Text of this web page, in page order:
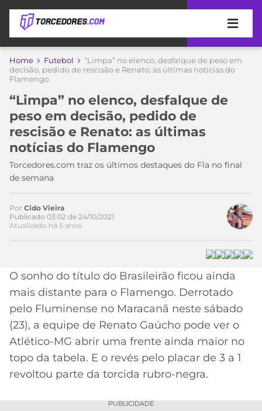
APOSTAS
DICAS
APOSTA
MELHORES
SITES
DE
APOSTAS
2026
CÓDIGO
CÓDIGO
DE
INDICAÇÃO
BET365
CÓDIGO
BETANO
ÚLTIMAS
COPA
DO
MUNDO
TIMES
MEU
TIME
CORINTHIANS
SÃO
PAULO
SANTOS
CAMPEONATOS
LIBERTADORES
COPA
DO
BRASIL
PREMIER
MERCADO
DA
BOLA
PALPITES
Home Futebol
“Limpa” no elenco, desfalque de peso em
decisão, pedido de rescisão e Renato: as últimas notícias do
Flamengo
“Limpa” no elenco, desfalque de
peso em decisão, pedido de
rescisão e Renato: as últimas
notícias do Flamengo
Torcedores.com traz os últimos destaques do Fla no final
de semana
Acesse o perfil do autor
Por Cido Vieira
Publicado 03:02 de 24/10/2021
Atualizado há 5 anos
O sonho do título do Brasileirão ficou ainda
mais distante para o Flamengo. Derrotado
pelo Fluminense no Maracanã neste sábado
(23), a equipe de Renato Gaúcho pode ver o
Atlético-MG abrir uma frente ainda maior no
topo da tabela. E o revés pelo placar de 3 a 1
revoltou parte da torcida rubro-negra.
PUBLICIDADE